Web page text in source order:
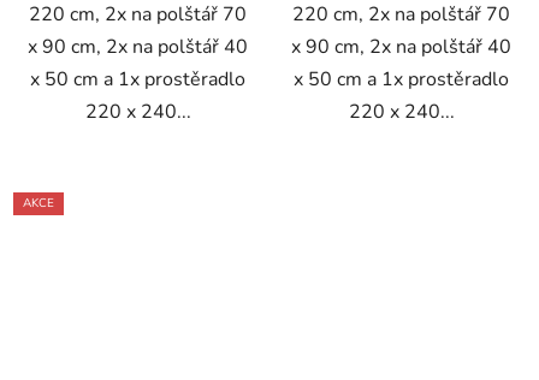
220 cm, 2x na polštář 70
x 90 cm, 2x na polštář 40
x 50 cm a 1x prostěradlo
220 x 240...
220 cm, 2x na polštář 70
x 90 cm, 2x na polštář 40
x 50 cm a 1x prostěradlo
220 x 240...
AKCE